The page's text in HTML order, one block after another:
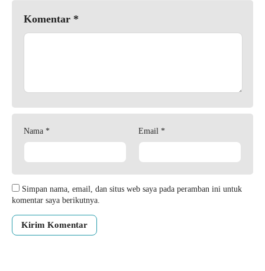
Komentar *
Nama * Email *
Simpan nama, email, dan situs web saya pada peramban ini untuk
komentar saya berikutnya.